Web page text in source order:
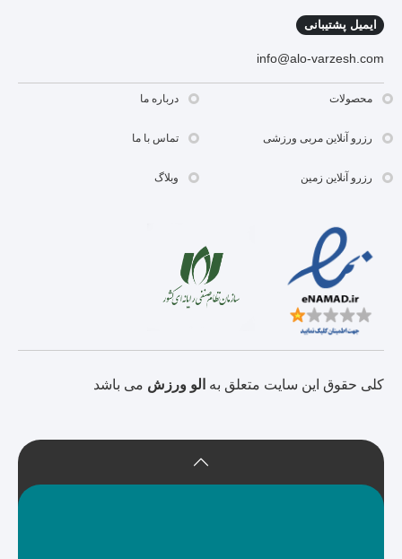
ایمیل پشتیبانی
info@alo-varzesh.com
محصولات
رزرو آنلاین مربی ورزشی
رزرو آنلاین زمین
درباره ما
تماس با ما
وبلاگ
کلی حقوق این سایت متعلق به الو ورزش می باشد